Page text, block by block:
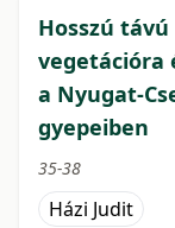
Hosszú
vegetációra
a Nyugat-
gyepeiben
35-38
Házi Judit